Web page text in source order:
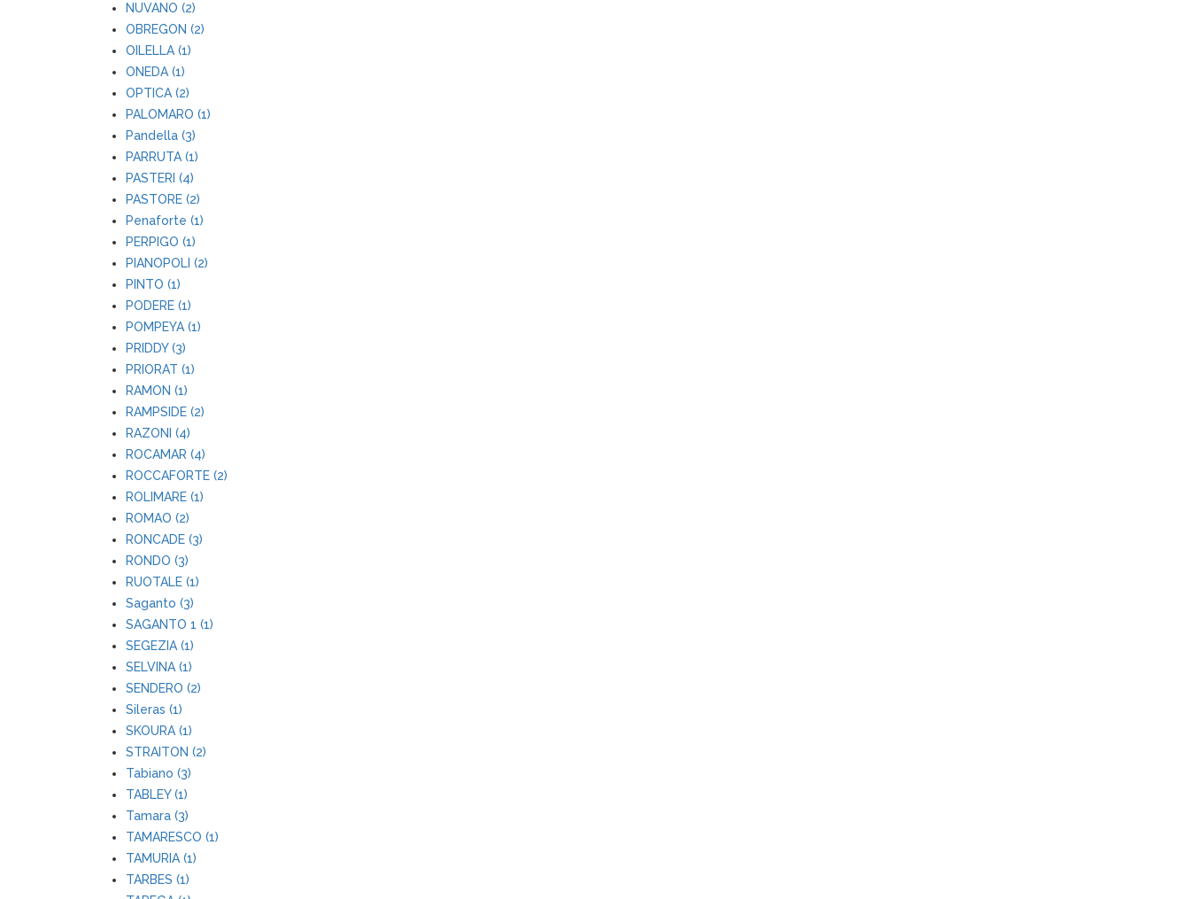
NUVANO (2)
OBREGON (2)
OILELLA (1)
ONEDA (1)
OPTICA (2)
PALOMARO (1)
Pandella (3)
PARRUTA (1)
PASTERI (4)
PASTORE (2)
Penaforte (1)
PERPIGO (1)
PIANOPOLI (2)
PINTO (1)
PODERE (1)
POMPEYA (1)
PRIDDY (3)
PRIORAT (1)
RAMON (1)
RAMPSIDE (2)
RAZONI (4)
ROCAMAR (4)
ROCCAFORTE (2)
ROLIMARE (1)
ROMAO (2)
RONCADE (3)
RONDO (3)
RUOTALE (1)
Saganto (3)
SAGANTO 1 (1)
SEGEZIA (1)
SELVINA (1)
SENDERO (2)
Sileras (1)
SKOURA (1)
STRAITON (2)
Tabiano (3)
TABLEY (1)
Tamara (3)
TAMARESCO (1)
TAMURIA (1)
TARBES (1)